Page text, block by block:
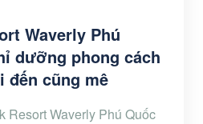
Waverly Phú
dưỡng phong cách
đến cũng mê
Resort Waverly Phú Quốc